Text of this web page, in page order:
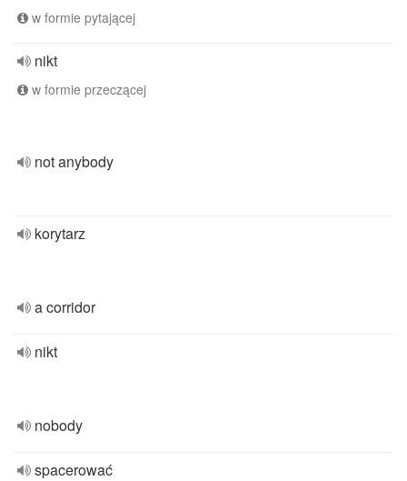
w formie pytającej
nikt
w formie przeczącej
not anybody
korytarz
a corridor
nikt
nobody
spacerować